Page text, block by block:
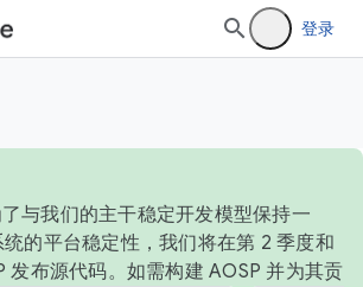
登录
与我们的主干稳定开发模型保持一
的平台稳定性，我们将在第 2 季度和
发布源代码。如需构建 AOSP 并为其贡